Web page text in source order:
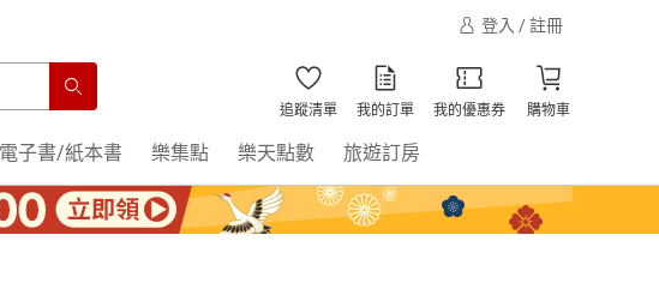
登入 / 註冊
追蹤清單 我的訂單 我的優惠券 購物車
電子書/紙本書 樂集點 樂天點數 旅遊訂房